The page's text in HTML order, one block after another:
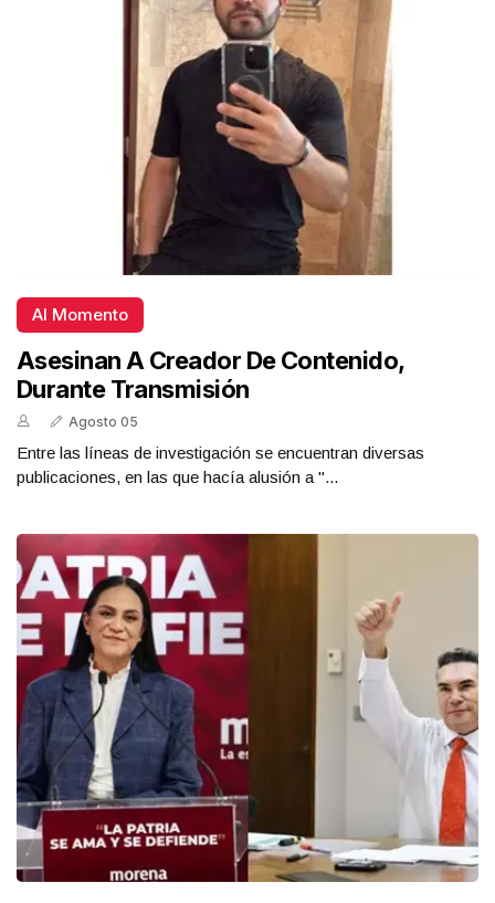
Al Momento
Asesinan A Creador De Contenido,
Durante Transmisión
Agosto 05
Entre las líneas de investigación se encuentran diversas
publicaciones, en las que hacía alusión a "...